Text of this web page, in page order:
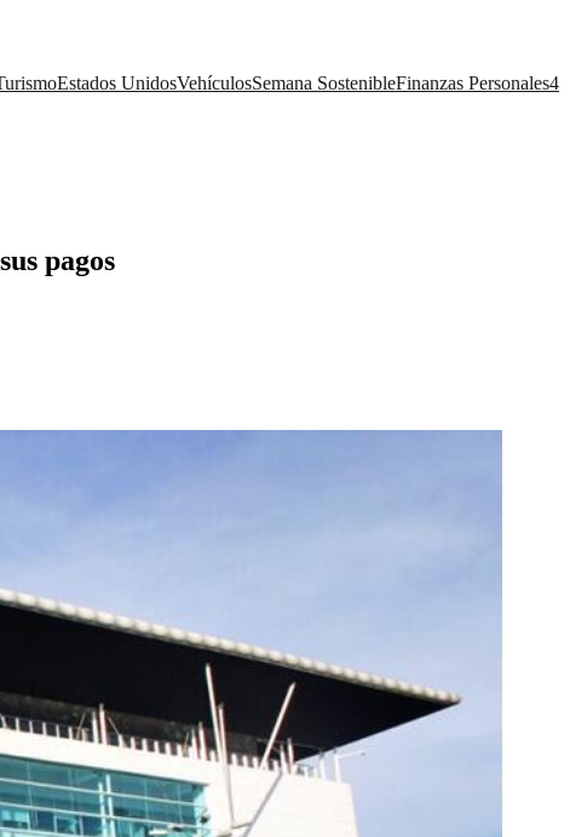
Estados UnidosVehículosSemana SostenibleFinanzas Personales4
pagos